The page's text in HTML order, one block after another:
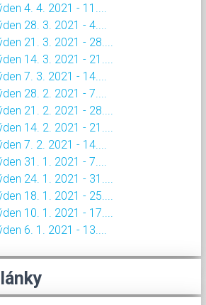
4. 4. 2021 - 11....
28. 3. 2021 - 4....
21. 3. 2021 - 28....
14. 3. 2021 - 21....
7. 3. 2021 - 14....
28. 2. 2021 - 7....
21. 2. 2021 - 28....
14. 2. 2021 - 21....
7. 2. 2021 - 14....
31. 1. 2021 - 7....
24. 1. 2021 - 31....
18. 1. 2021 - 25....
10. 1. 2021 - 17....
6. 1. 2021 - 13....